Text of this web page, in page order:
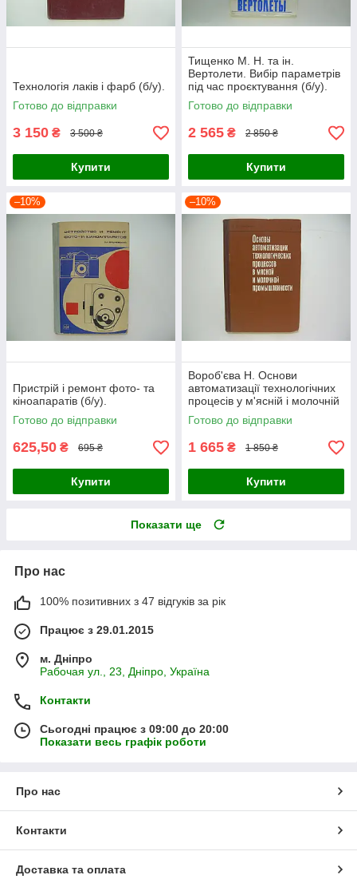
Технологія лаків і фарб (б/у).
Готово до відправки
3 150 ₴ 3 500 ₴
Купити
Тищенко М. Н. та ін.
Вертолети. Вибір параметрів
під час проєктування (б/у).
Готово до відправки
2 565 ₴ 2 850 ₴
Купити
–10%
Пристрій і ремонт фото- та
кіноапаратів (б/у).
Готово до відправки
625,50 ₴ 695 ₴
Купити
–10%
Вороб'єва Н. Основи
автоматизації технологічних
процесів у м'ясній і молочній
промисловості (б/у)
Готово до відправки
1 665 ₴ 1 850 ₴
Купити
Показати ще
Про нас
100% позитивних з 47 відгуків за рік
Працює з 29.01.2015
м. Дніпро
Рабочая ул., 23, Дніпро, Україна
Контакти
Сьогодні працює з 09:00 до 20:00
Показати весь графік роботи
Про нас
Контакти
Доставка та оплата